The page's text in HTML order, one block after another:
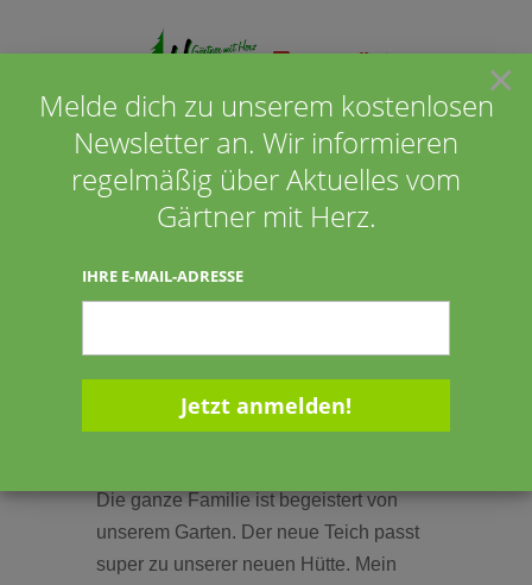
Seite wählen
Josef Marks aus Garrel
Die ganze Familie ist begeistert von
unserem Garten. Der neue Teich passt
super zu unserer neuen Hütte. Mein
×
Melde dich zu unserem kostenlosen
Newsletter an. Wir informieren
regelmäßig über Aktuelles vom
Gärtner mit Herz.
IHRE E-MAIL-ADRESSE